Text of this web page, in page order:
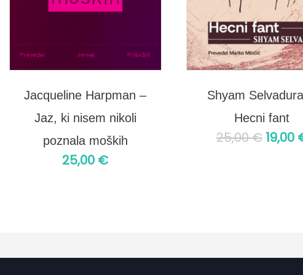
Jacqueline Harpman –
Jaz, ki nisem nikoli
poznala moških
25,00 €
Shyam
Hecni fant
25,00€ 19,00